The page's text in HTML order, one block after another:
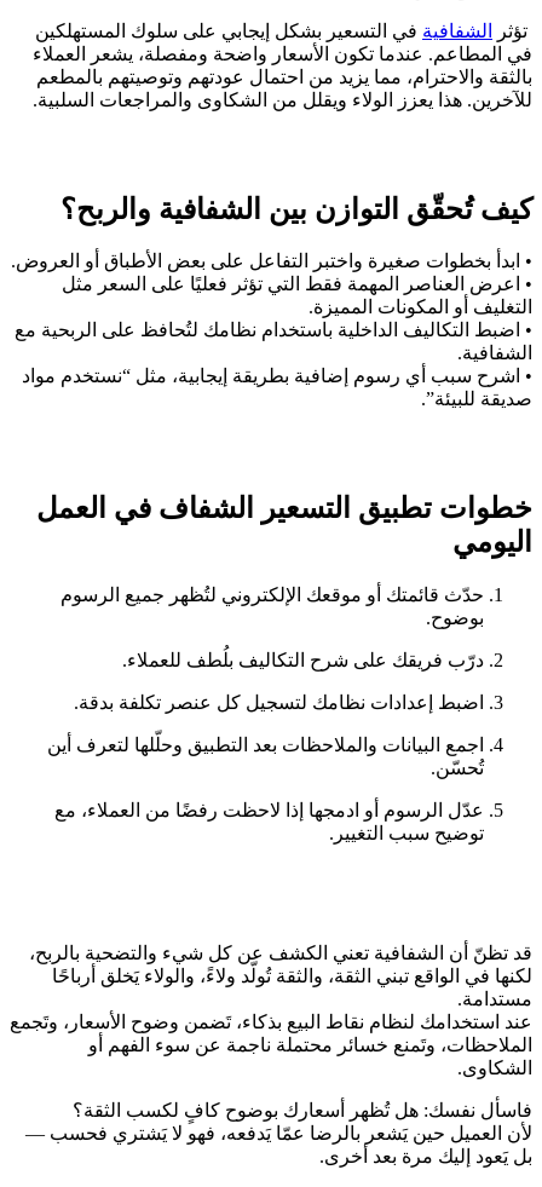
تؤثر الشفافية في التسعير بشكل إيجابي على سلوك المستهلكين
في المطاعم. عندما تكون الأسعار واضحة ومفصلة، يشعر العملاء
بالثقة والاحترام، مما يزيد من احتمال عودتهم وتوصيتهم بالمطعم
للآخرين. هذا يعزز الولاء ويقلل من الشكاوى والمراجعات السلبية.
كيف تُحقّق التوازن بين الشفافية والربح؟
• ابدأ بخطوات صغيرة واختبر التفاعل على بعض الأطباق أو العروض.
• اعرض العناصر المهمة فقط التي تؤثر فعليًا على السعر مثل
التغليف أو المكونات المميزة.
• اضبط التكاليف الداخلية باستخدام نظامك لتُحافظ على الربحية مع
الشفافية.
• اشرح سبب أي رسوم إضافية بطريقة إيجابية، مثل “نستخدم مواد
صديقة للبيئة”.
خطوات تطبيق التسعير الشفاف في العمل
اليومي
حدّث قائمتك أو موقعك الإلكتروني لتُظهر جميع الرسوم
بوضوح.
درّب فريقك على شرح التكاليف بلُطف للعملاء.
اضبط إعدادات نظامك لتسجيل كل عنصر تكلفة بدقة.
اجمع البيانات والملاحظات بعد التطبيق وحلّلها لتعرف أين
تُحسّن.
عدّل الرسوم أو ادمجها إذا لاحظت رفضًا من العملاء، مع
توضيح سبب التغيير.
قد تظنّ أن الشفافية تعني الكشف عن كل شيء والتضحية بالربح،
لكنها في الواقع تبني الثقة، والثقة تُولّد ولاءً، والولاء يَخلق أرباحًا
مستدامة.
عند استخدامك لنظام نقاط البيع بذكاء، تَضمن وضوح الأسعار، وتَجمع
الملاحظات، وتَمنع خسائر محتملة ناجمة عن سوء الفهم أو
الشكاوى.
فاسأل نفسك: هل تُظهر أسعارك بوضوح كافٍ لكسب الثقة؟
لأن العميل حين يَشعر بالرضا عمّا يَدفعه، فهو لا يَشتري فحسب —
بل يَعود إليك مرة بعد أخرى.